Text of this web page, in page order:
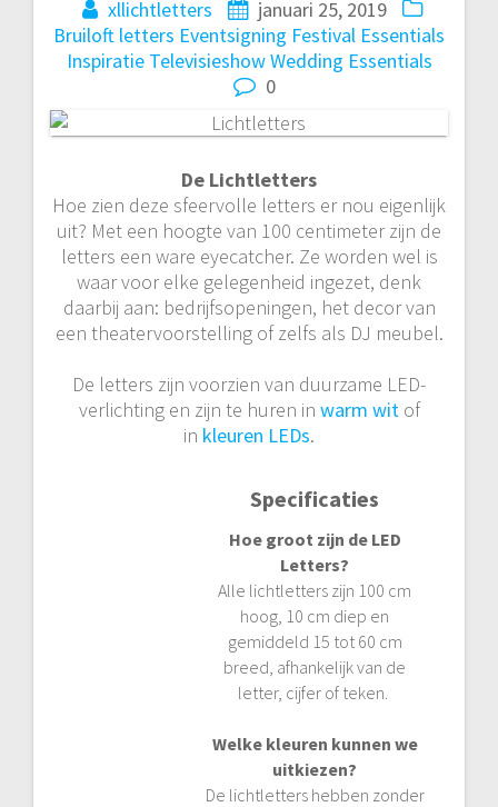
xllichtletters
januari 25, 2019
Bruiloft letters Eventsigning Festival Essentials
Inspiratie TelevisieshowWedding Essentials
0
De Lichtletters
Hoe zien deze sfeervolle letters er nou eigenlijk
uit? Met een hoogte van 100 centimeter zijn de
letters een ware eyecatcher. Ze worden wel is
waar voor elke gelegenheid ingezet, denk
daarbij aan: bedrijfsopeningen, het decor van
een theatervoorstelling of zelfs als DJ meubel.
De letters zijn voorzien van duurzame LED-
verlichting en zijn te huren in warm wit of
in kleuren LEDs.
Specificaties
Hoe groot zijn de LED
Letters?
Alle lichtletters zijn 100 cm
hoog, 10 cm diep en
gemiddeld 15 tot 60 cm
breed, afhankelijk van de
letter, cijfer of teken.
Welke kleuren kunnen we
uitkiezen?
De lichtletters hebben zonder
navigatie